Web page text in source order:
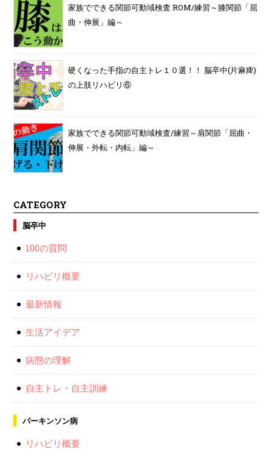
家族でできる関節可動域検査 ROM/練習～膝関節「屈
曲・伸展」編～
硬くなった手指の自主トレ１０選！！ 脳卒中(片麻痺)
の上肢リハビリ⑥
家族でできる関節可動域検査/練習～肩関節「屈曲・
伸展・外転・内転」編～
CATEGORY
脳卒中
100の質問
リハビリ概要
最新情報
生活アイデア
病態の理解
自主トレ・自主訓練
パーキンソン病
リハビリ概要